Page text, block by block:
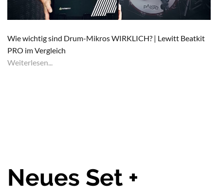
Wie wichtig sind Drum-Mikros WIRKLICH? | Lewitt Beatkit
PRO im Vergleich
Weiterlesen...
Neues Set +